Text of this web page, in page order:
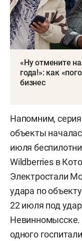
«Ну отмените
года!»: как
бизнес
Напомним, серия
объекты
июля
Wildberries в
Электростали
удара по
22 июля под удар
Невинномысске.
одного